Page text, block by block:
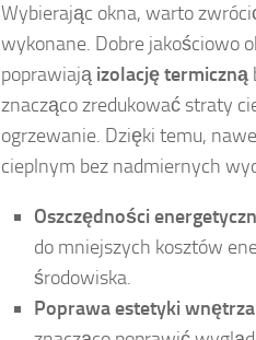
Wybierając okna, warto
wykonane. Dobre jakościowo
poprawiają izolację termiczną
znacząco zredukować straty
ogrzewanie. Dzięki temu,
cieplnym bez nadmiernych
Oszczędności
do mniejszych kosztów
środowiska.
Poprawa estetyki